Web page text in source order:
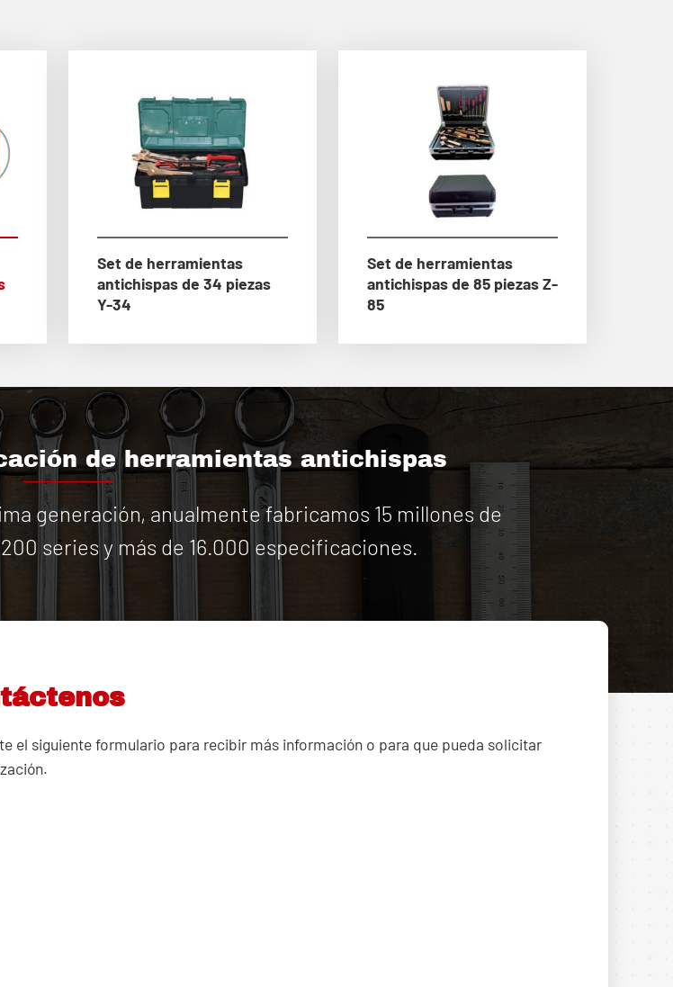
Set de herramientas
antichispas de 34 piezas
Y-34
Set de herramientas
antichispas de 85 piezas Z-
85
de herramientas antichispas
generación, anualmente fabricamos 15 millones de
series y más de 16.000 especificaciones.
el siguiente formulario para recibir más información o para que pueda solicitar